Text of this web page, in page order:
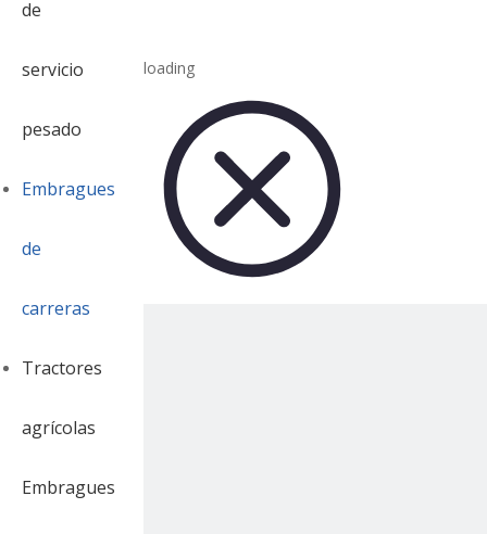
de
servicio
pesado
Embragues
de
carreras
Tractores
agrícolas
Embragues
loading